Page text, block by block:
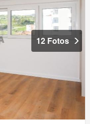
12 Fotos